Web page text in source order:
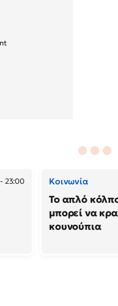
23:00 Κοινωνία
Το απλό
μπορεί να
κουνούπια